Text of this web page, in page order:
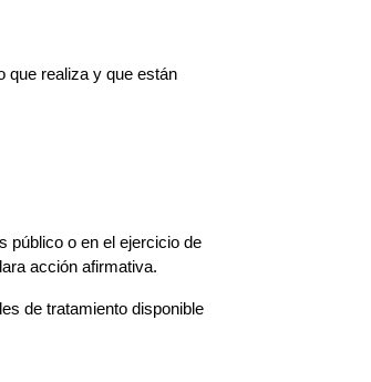
que realiza y que están
público o en el ejercicio de
acción afirmativa.
de tratamiento disponible